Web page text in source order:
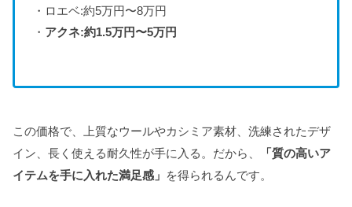
・ロエベ:約5万円〜8万円
・ アクネ:約1.5万円〜5万円
この価格で、上質なウールやカシミア素材、洗練されたデザ
イン、長く使える耐久性が手に入る。だから、
「質の高いア
イテムを手に入れた満足感」 を得られるんです。